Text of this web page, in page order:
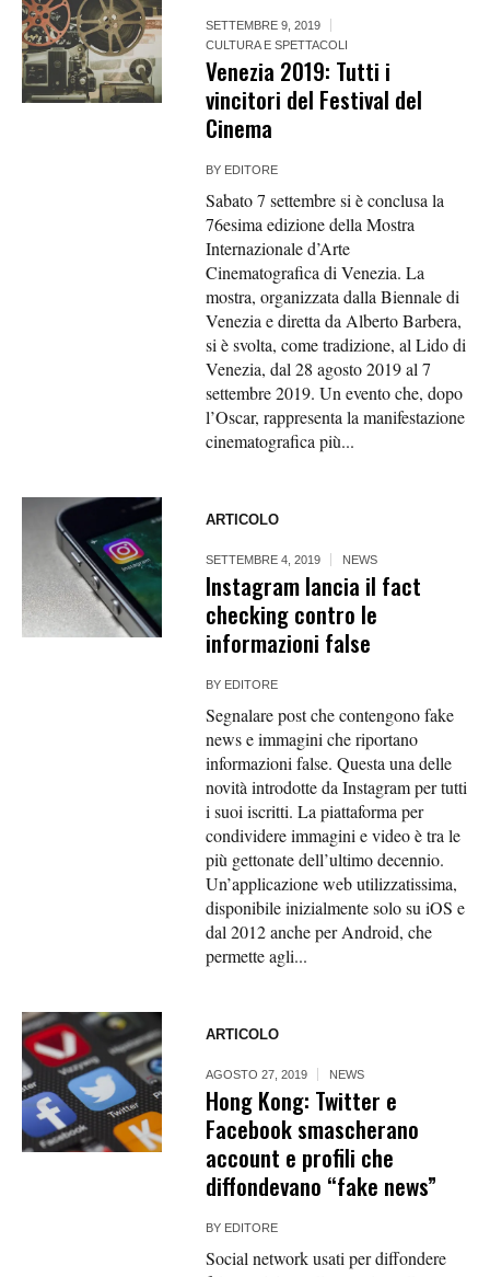
SETTEMBRE 9, 2019
CULTURA E SPETTACOLI
Venezia 2019: Tutti i
vincitori del Festival del
Cinema
BY EDITORE
Sabato 7 settembre si è conclusa la
76esima edizione della Mostra
Internazionale d’Arte
Cinematografica di Venezia. La
mostra, organizzata dalla Biennale di
Venezia e diretta da Alberto Barbera,
si è svolta, come tradizione, al Lido di
Venezia, dal 28 agosto 2019 al 7
settembre 2019. Un evento che, dopo
l’Oscar, rappresenta la manifestazione
cinematografica più...
ARTICOLO
SETTEMBRE 4, 2019 NEWS
Instagram lancia il fact
checking contro le
informazioni false
BY EDITORE
Segnalare post che contengono fake
news e immagini che riportano
informazioni false. Questa una delle
novità introdotte da Instagram per tutti
i suoi iscritti. La piattaforma per
condividere immagini e video è tra le
più gettonate dell’ultimo decennio.
Un’applicazione web utilizzatissima,
disponibile inizialmente solo su iOS e
dal 2012 anche per Android, che
permette agli...
ARTICOLO
AGOSTO 27, 2019 NEWS
Hong Kong: Twitter e
Facebook smascherano
account e profili che
diffondevano “fake news”
BY EDITORE
Social network usati per diffondere